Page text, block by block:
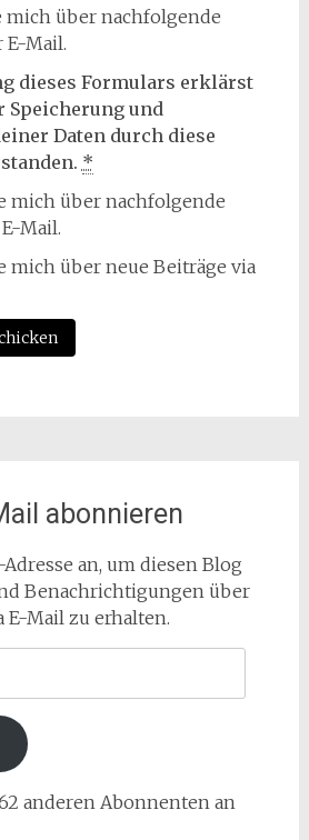
über nachfolgende
E-Mail.
dieses Formulars erklärst
Speicherung und
Daten durch diese
*
mich über nachfolgende
Mail.
mich über neue Beiträge via
abonnieren
an, um diesen Blog
Benachrichtigungen über
E-Mail zu erhalten.
anderen Abonnenten an